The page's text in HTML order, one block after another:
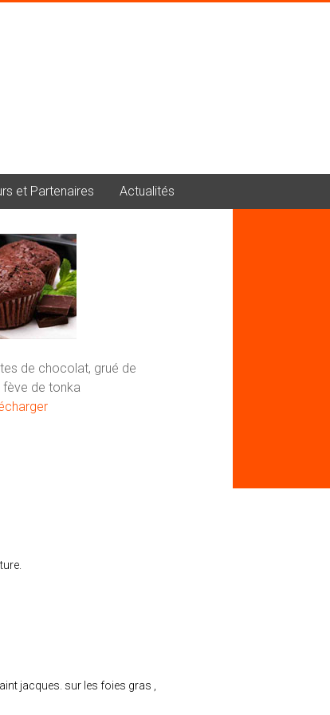
et Partenaires Actualités
de chocolat, grué de
de tonka
jacques. sur les foies gras ,